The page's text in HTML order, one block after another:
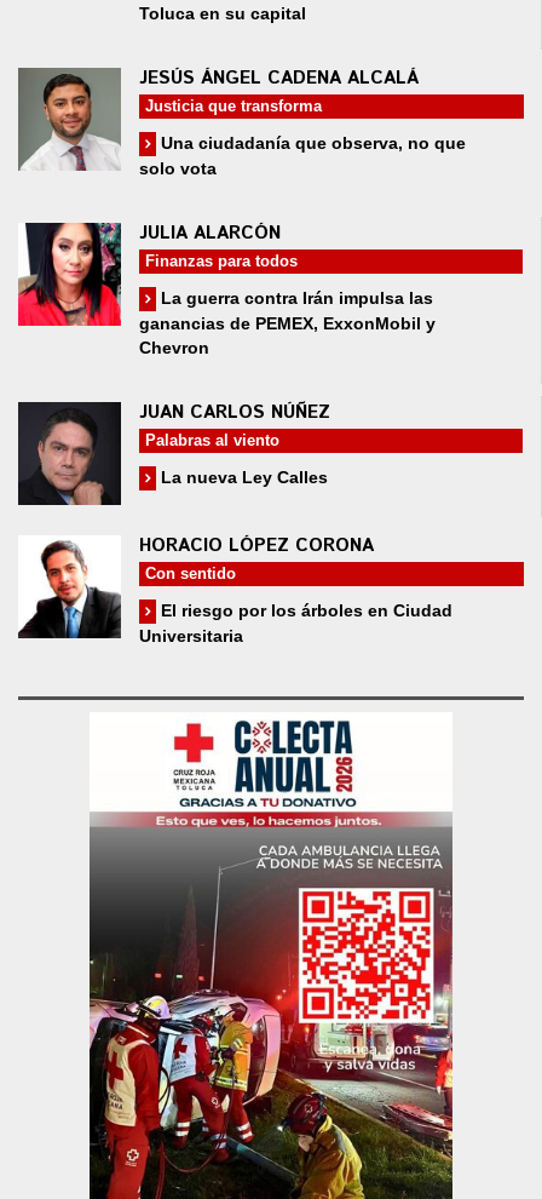
Toluca en su capital
JESÚS ÁNGEL CADENA ALCALÁ
Justicia que transforma
Una ciudadanía que observa, no que
solo vota
JULIA ALARCÓN
Finanzas para todos
La guerra contra Irán impulsa las
ganancias de PEMEX, ExxonMobil y
Chevron
JUAN CARLOS NÚÑEZ
Palabras al viento
La nueva Ley Calles
HORACIO LÓPEZ CORONA
Con sentido
El riesgo por los árboles en Ciudad
Universitaria